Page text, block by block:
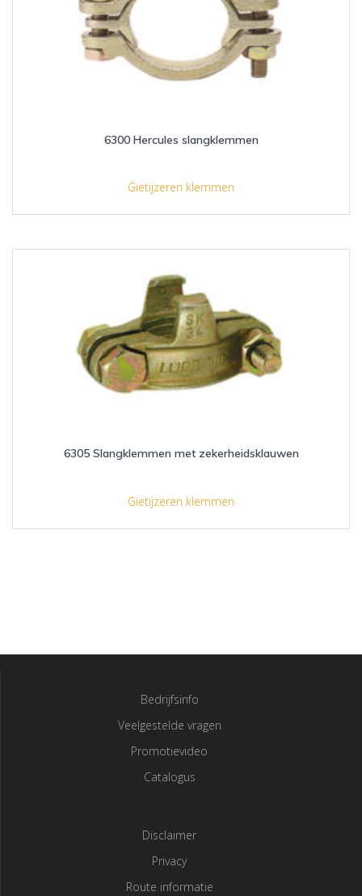
6300 Hercules slangklemmen
Gietijzeren klemmen
6305 Slangklemmen met zekerheidsklauwen
Gietijzeren klemmen
Bedrijfsinfo
Veelgestelde vragen
Promotievideo
Catalogus
Disclaimer
Privacy
Route informatie